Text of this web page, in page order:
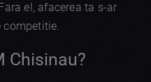
el, afacerea ta s-ar
competitie.
Chisinau?